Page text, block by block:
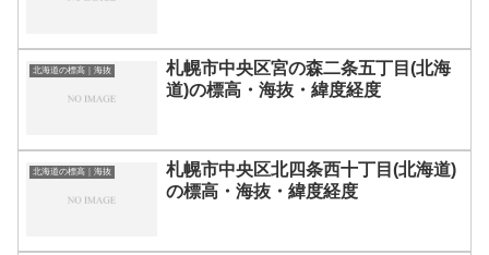
北海道の標高｜海抜
札幌市中央区宮の森二条五丁目(北海
道)の標高・海抜・緯度経度
北海道の標高｜海抜
札幌市中央区北四条西十丁目(北海道)
の標高・海抜・緯度経度